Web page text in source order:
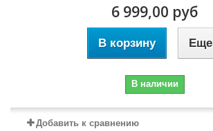
6 999,00 руб
В корзину Еще
В наличии
Добавить к сравнению